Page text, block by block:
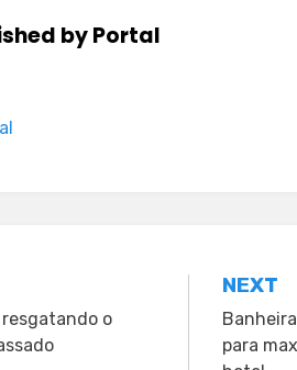
byPortal
o
NEXT
para